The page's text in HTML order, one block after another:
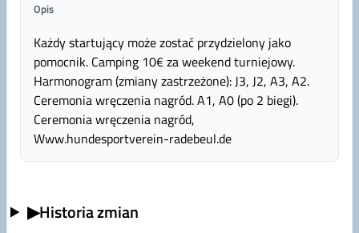
Opis
Każdy startujący może zostać przydzielony jako
pomocnik. Camping 10€ za weekend turniejowy.
Harmonogram (zmiany zastrzeżone): J3, J2, A3, A2.
Ceremonia wręczenia nagród. A1, A0 (po 2 biegi).
Ceremonia wręczenia nagród,
Www.hundesportverein-radebeul.de
▶Historia zmian